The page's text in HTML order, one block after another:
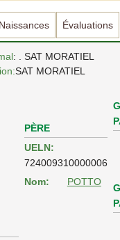
Naissances Évaluations
: . SAT MORATIEL
SAT MORATIEL
PÈRE
UELN:
724009310000006
Nom:
POTTO